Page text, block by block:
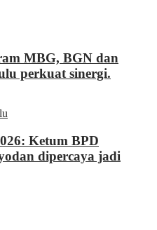
MBG, BGN dan
perkuat sinergi.
Ketum BPD
dipercaya jadi